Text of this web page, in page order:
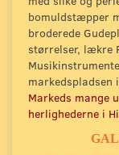
bomuldstæpper
broderede
størrelser, lækre
markedspladsen
Markeds mange
herlighederne i